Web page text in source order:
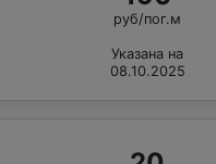
руб/пог.м
Указана на
08.10.2025